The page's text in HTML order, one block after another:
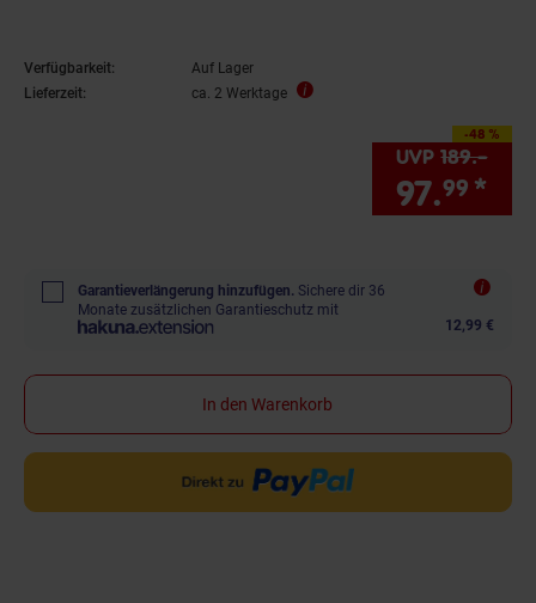
Verfügbarkeit:
Auf Lager
Lieferzeit:
ca. 2 Werktage
-48 %
Sie Sparen 48
UVP189.–
97.99 *
Garantieverlängerung hinzufügen. Sichere dir 36
Monate zusätzlichen Garantieschutz mit
12,99 €
In den Warenkorb